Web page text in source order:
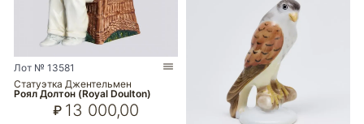
Лот № 13581
Статуэтка Джентельмен
Роял Долтон (Royal Doulton)
₽ 13 000,00